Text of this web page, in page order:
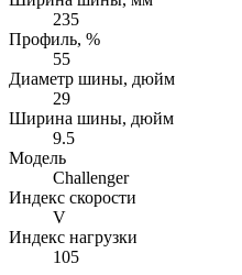
235
Профиль, %
55
Диаметр шины, дюйм
29
Ширина шины, дюйм
9.5
Модель
Challenger
Индекс скорости
V
Индекс нагрузки
105